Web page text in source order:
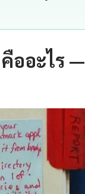
คืออะไร —